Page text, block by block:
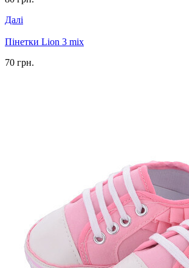
Далі
Пінетки Lion 3 mix
70 грн.